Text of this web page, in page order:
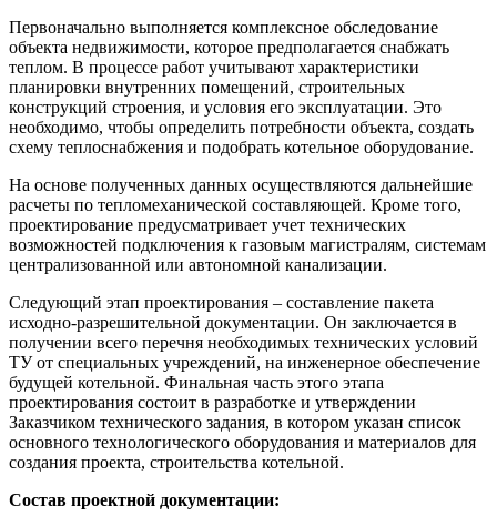
Первоначально выполняется комплексное обследование
объекта недвижимости, которое предполагается снабжать
теплом. В процессе работ учитывают характеристики
планировки внутренних помещений, строительных
конструкций строения, и условия его эксплуатации. Это
необходимо, чтобы определить потребности объекта, создать
схему теплоснабжения и подобрать котельное оборудование.
На основе полученных данных осуществляются дальнейшие
расчеты по тепломеханической составляющей. Кроме того,
проектирование предусматривает учет технических
возможностей подключения к газовым магистралям, системам
централизованной или автономной канализации.
Следующий этап проектирования – составление пакета
исходно-разрешительной документации. Он заключается в
получении всего перечня необходимых технических условий
ТУ от специальных учреждений, на инженерное обеспечение
будущей котельной. Финальная часть этого этапа
проектирования состоит в разработке и утверждении
Заказчиком технического задания, в котором указан список
основного технологического оборудования и материалов для
создания проекта, строительства котельной.
Состав проектной документации: